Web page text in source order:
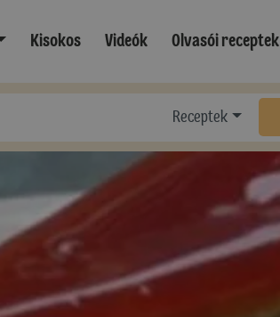
Kisokos Videók Olvasói receptek
Receptek